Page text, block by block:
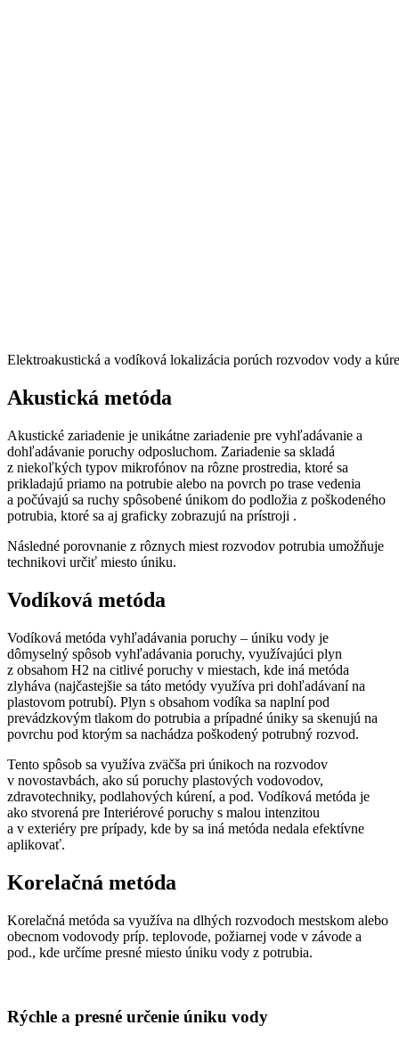
Elektroakustická a vodíková lokalizácia porúch rozvodov vody a
Akustická metóda
Akustické zariadenie je unikátne zariadenie pre vyhľadávanie a
dohľadávanie poruchy odposluchom. Zariadenie sa skladá
z niekoľkých typov mikrofónov na rôzne prostredia, ktoré sa
prikladajú priamo na potrubie alebo na povrch po trase vedenia
a počúvajú sa ruchy spôsobené únikom do podložia z poškodeného
potrubia, ktoré sa aj graficky zobrazujú na prístroji .
Následné porovnanie z rôznych miest rozvodov potrubia umožňuje
technikovi určiť miesto úniku.
Vodíková metóda
Vodíková metóda vyhľadávania poruchy – úniku vody je
dômyselný spôsob vyhľadávania poruchy, využívajúci plyn
z obsahom H2 na citlivé poruchy v miestach, kde iná metóda
zlyháva (najčastejšie sa táto metódy využíva pri dohľadávaní na
plastovom potrubí). Plyn s obsahom vodíka sa naplní pod
prevádzkovým tlakom do potrubia a prípadné úniky sa skenujú na
povrchu pod ktorým sa nachádza poškodený potrubný rozvod.
Tento spôsob sa využíva zväčša pri únikoch na rozvodov
v novostavbách, ako sú poruchy plastových vodovodov,
zdravotechniky, podlahových kúrení, a pod. Vodíková metóda je
ako stvorená pre Interiérové poruchy s malou intenzitou
a v exteriéry pre prípady, kde by sa iná metóda nedala efektívne
aplikovať.
Korelačná metóda
Korelačná metóda sa využíva na dlhých rozvodoch mestskom alebo
obecnom vodovody príp. teplovode, požiarnej vode v závode a
pod., kde určíme presné miesto úniku vody z potrubia.
Rýchle a presné určenie úniku vody